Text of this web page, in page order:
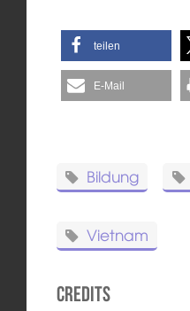
teilen
E-Mail
Bildung
Vietnam
Credits